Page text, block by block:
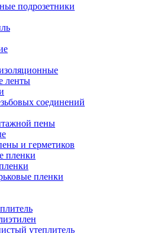
подрозетники
ленты
соединений
пены
и герметиков
пленки
пленки
утеплитель